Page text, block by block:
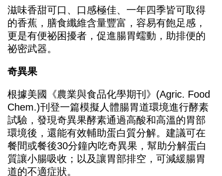
滋味香甜可口、口感極佳、一年四季皆可取得
的香蕉，膳食纖維含量豐富，容易有飽足感，
更是有便祕困擾者，促進腸胃蠕動，助排便的
祕密武器。
奇異果
根據美國《農業與食品化學期刊》(Agric. Food
Chem.)刊登一篇模擬人體腸胃道環境進行酵素
試驗，發現奇異果酵素通過高酸和高溫的胃部
環境後，還能有效輔助蛋白質分解。建議可在
餐間或餐後30分鐘內吃奇異果，幫助分解蛋白
質讓小腸吸收；以及讓胃部排空，可減緩腸胃
道的不適症狀。